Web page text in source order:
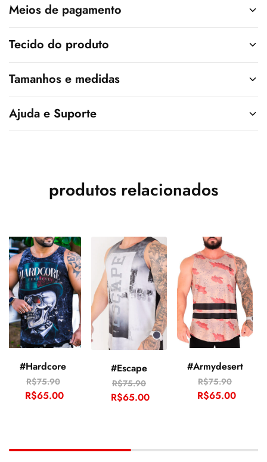
Meios de pagamento
Tecido do produto
Tamanhos e medidas
Ajuda e Suporte
produtos relacionados
#Hardcore
R$75.90
R$65.00
#Escape
R$75.90
R$65.00
#Armydesert
R$75.90
R$65.00